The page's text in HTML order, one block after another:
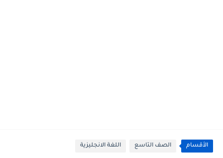
الأقسام الصف التاسع اللغة الانجليزية